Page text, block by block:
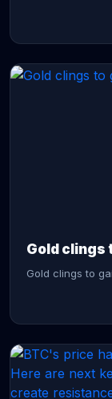
Gold clings
Gold clings to